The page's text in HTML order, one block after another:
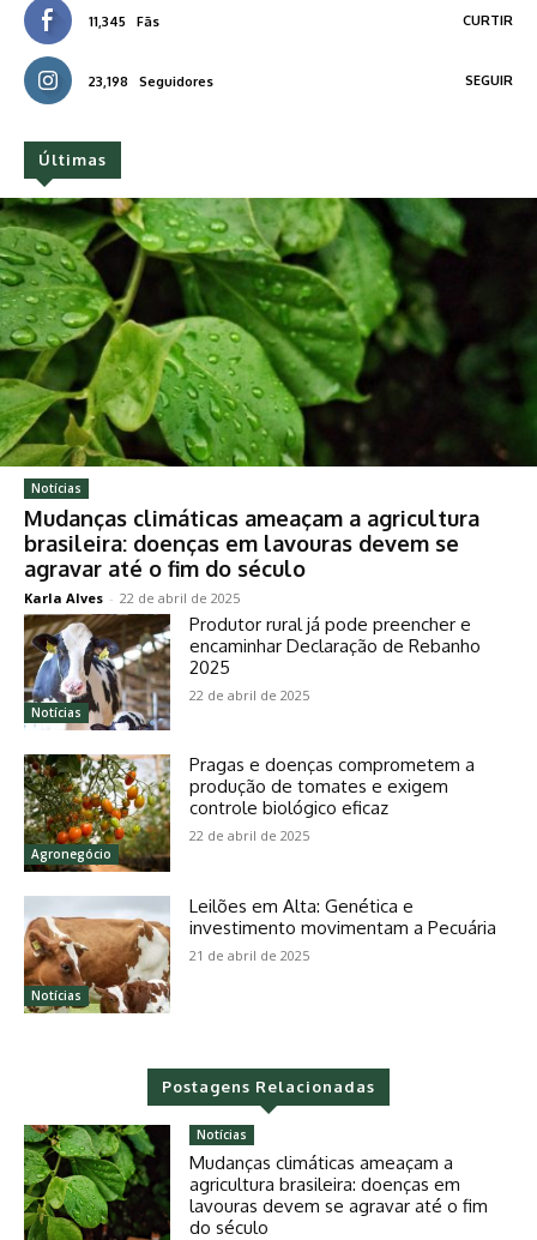
11,345 Fãs CURTIR
23,198 Seguidores SEGUIR
Últimas
Notícias
Mudanças climáticas ameaçam a agricultura
brasileira: doenças em lavouras devem se
agravar até o fim do século
Karla Alves - 22 de abril de 2025
Notícias
Produtor rural já pode preencher e
encaminhar Declaração de Rebanho
2025
22 de abril de 2025
Agronegócio
Pragas e doenças comprometem a
produção de tomates e exigem
controle biológico eficaz
22 de abril de 2025
Notícias
Leilões em Alta: Genética e
investimento movimentam a Pecuária
21 de abril de 2025
Postagens Relacionadas
Notícias
Mudanças climáticas ameaçam a
agricultura brasileira: doenças em
lavouras devem se agravar até o fim
do século